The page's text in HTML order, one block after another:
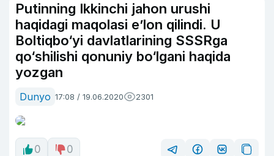
Putinning Ikkinchi jahon urushi
haqidagi maqolasi e’lon qilindi. U
Boltiqbo‘yi davlatlarining SSSRga
qo‘shilishi qonuniy bo‘lgani haqida
yozgan
Dunyo 17:08 / 19.06.2020 2301
0 0